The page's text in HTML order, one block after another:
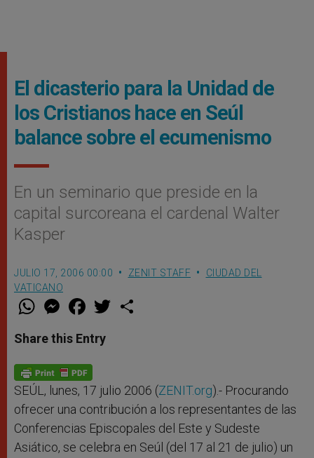
El dicasterio para la Unidad de
los Cristianos hace en Seúl
balance sobre el ecumenismo
En un seminario que preside en la
capital surcoreana el cardenal Walter
Kasper
JULIO 17, 2006 00:00 ZENIT STAFF
CIUDAD DEL
VATICANO
W
t
s
p
p
M
e
s
e
g
e
r
F
a
e
b
o
k
w
Share this Entry
SEÚL, lunes, 17 julio 2006 (ZENIT.org).- Procurando
ofrecer una contribución a los representantes de las
Conferencias Episcopales del Este y Sudeste
Asiático, se celebra en Seúl (del 17 al 21 de julio) un